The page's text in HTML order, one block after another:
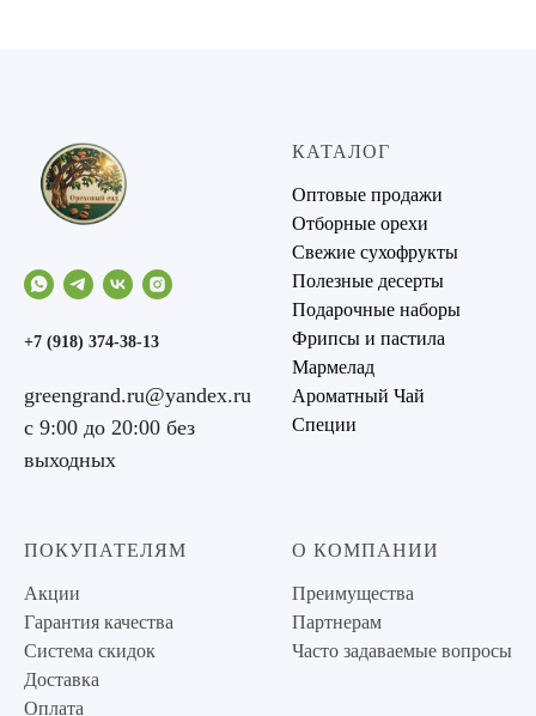
+7 (918) 374-38-13
greengrand.ru@yandex.ru
с 9:00 до 20:00 без
выходных
КАТАЛОГ
Оптовые продажи
Отборные орехи
Свежие сухофрукты
Полезные десерты
Подарочные наборы
Фрипсы и пастила
Мармелад
Ароматный Чай
Специи
ПОКУПАТЕЛЯМ
Акции
Гарантия качества
Система скидок
Доставка
Оплата
О КОМПАНИИ
Преимущества
Партнерам
Часто задаваемые вопросы